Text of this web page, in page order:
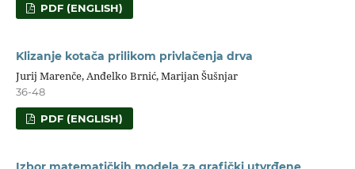
PDF (ENGLISH)
Klizanje kotača prilikom privlačenja drva
Jurij Marenče, Anđelko Brnić, Marijan Šušnjar
36-48
PDF (ENGLISH)